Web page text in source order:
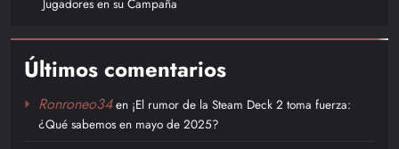
Jugadores en su Campaña
Últimos comentarios
Ronroneo34en ¡El rumor de la Steam Deck 2 toma fuerza:
¿Qué sabemos en mayo de 2025?